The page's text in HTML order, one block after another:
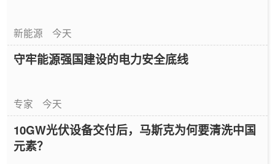
新能源 今天
守牢能源强国建设的电力安全底线
专家 今天
10GW光伏设备交付后，马斯克为何要清洗中国
元素？